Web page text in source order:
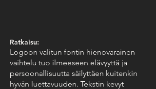
Ratkaisu:
Logoon valitun fontin hienovarainen
vaihtelu tuo ilmeeseen elävyyttä ja
persoonallisuutta säilyttäen kuitenkin
hyvän luettavuuden. Tekstin kevyt